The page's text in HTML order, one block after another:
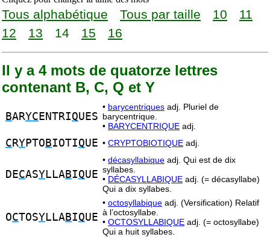
Tous alphabétique Tous par taille 10
11
12
13 14 15 16
Il y a 4 mots de quatorze lettres
contenant B, C, Q et Y
BARYC ENTRIQUES
• barycentriques adj. Pluriel de
barycentrique.
• BARYCENTRIQUE adj.
C RYPTO BIOTIQUE • CRYPTOBIOTIQUE adj.
DECASYLLABIQUE
• décasyllabique adj. Qui est de dix
syllabes.
• DÉCASYLLABIQUE adj. (= décasyllabe)
Qui a dix syllabes.
OCTOSYLLABIQUE
• octosyllabique adj. (Versification) Relatif
à l’octosyllabe.
• OCTOSYLLABIQUE adj. (= octosyllabe)
Qui a huit syllabes.